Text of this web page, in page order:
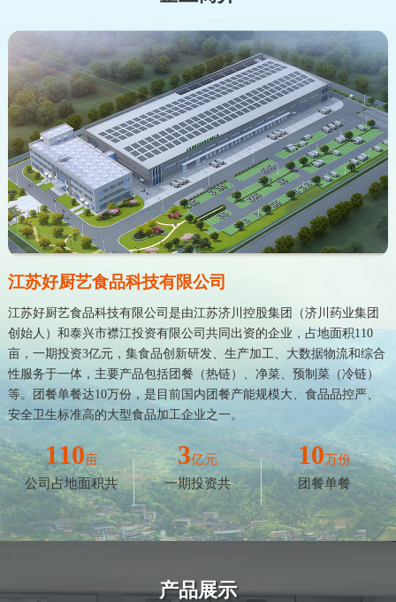
江苏好厨艺食品科技有限公司
江苏好厨艺食品科技有限公司是由江苏济川控股集团（济川药业集团
创始人）和泰兴市襟江投资有限公司共同出资的企业，占地面积110
亩，一期投资3亿元，集食品创新研发、生产加工、大数据物流和综合
性服务于一体，主要产品包括团餐（热链）、净菜、预制菜（冷链）
等。团餐单餐达10万份，是目前国内团餐产能规模大、食品品控严、
安全卫生标准高的大型食品加工企业之一。
110亩
公司占地面积共
3亿元
一期投资共
10万份
团餐单餐
产品展示